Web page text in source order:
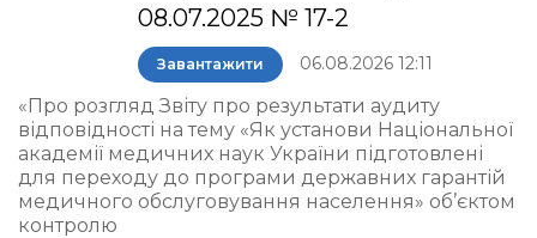
08.07.2025 № 17-2
Завантажити 06.08.2026 12:11
«Про розгляд Звіту про результати аудиту
відповідності на тему «Як установи Національної
академії медичних наук України підготовлені
для переходу до програми державних гарантій
медичного обслуговування населення» об’єктом
контролю